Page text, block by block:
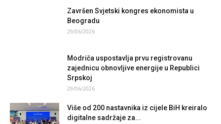
Završen Svjetski kongres ekonomista u
Beogradu
29/06/2026
Modriča uspostavlja prvu registrovanu
zajednicu obnovljive energije u Republici
Srpskoj
29/06/2026
Više od 200 nastavnika iz cijele BiH kreiralo
digitalne sadržaje za...